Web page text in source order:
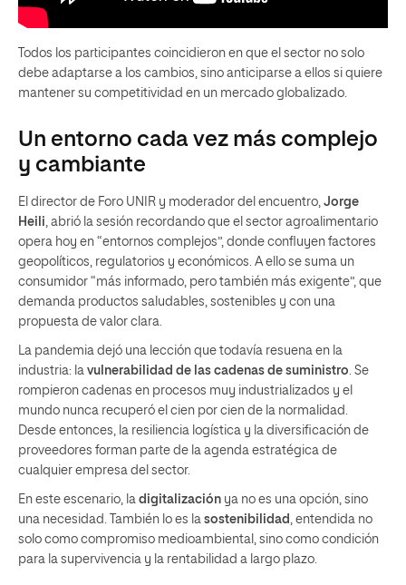
Todos los participantes coincidieron en que el sector no solo
debe adaptarse a los cambios, sino anticiparse a ellos si quiere
mantener su competitividad en un mercado globalizado.
Un entorno cada vez más complejo
y cambiante
El director de Foro UNIR y moderador del encuentro, Jorge
Heili , abrió la sesión recordando que el sector agroalimentario
opera hoy en “entornos complejos”, donde confluyen factores
geopolíticos, regulatorios y económicos. A ello se suma un
consumidor “más informado, pero también más exigente”, que
demanda productos saludables, sostenibles y con una
propuesta de valor clara.
La pandemia dejó una lección que todavía resuena en la
industria: la vulnerabilidad de las cadenas de suministro . Se
rompieron cadenas en procesos muy industrializados y el
mundo nunca recuperó el cien por cien de la normalidad.
Desde entonces, la resiliencia logística y la diversificación de
proveedores forman parte de la agenda estratégica de
cualquier empresa del sector.
En este escenario, la digitalización ya no es una opción, sino
una necesidad. También lo es la sostenibilidad , entendida no
solo como compromiso medioambiental, sino como condición
para la supervivencia y la rentabilidad a largo plazo.